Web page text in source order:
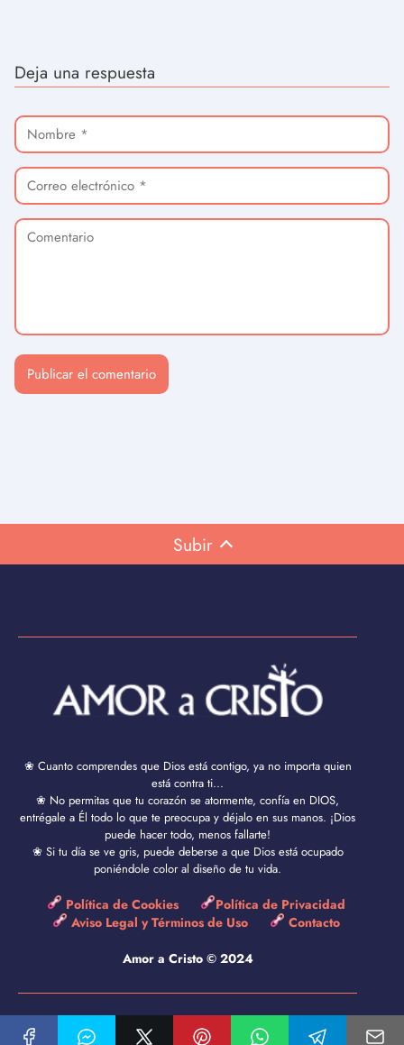
Deja una respuesta
Subir
❀ Cuanto comprendes que Dios está contigo, ya no importa quien
está contra ti...
❀ No permitas que tu corazón se atormente, confía en DIOS,
entrégale a Él todo lo que te preocupa y déjalo en sus manos. ¡Dios
puede hacer todo, menos fallarte!
❀ Si tu día se ve gris, puede deberse a que Dios está ocupado
poniéndole color al diseño de tu vida.
Política de Cookies
Política de Privacidad
Aviso Legal y Términos de Uso
Contacto
Amor a Cristo © 2024